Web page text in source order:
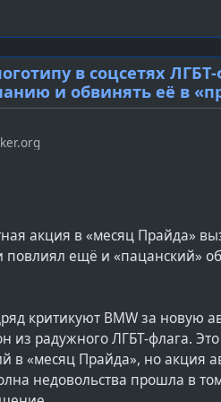
прав сексуальных
Союза женщин России
«радужных красивых
ЛГБТ. В качестве примера
женщин России
на данном посольстве
те ценности, которые мы
были на контроле, было
пришлось отвечать вице-
Он заверил, что в
в соцсетях
и обвинять её в
акция в «месяц Прайда»
повлиял ещё и «пацанский»
критикуют BMW за новую
из радужного ЛГБТ-флага.
в «месяц Прайда», но акция
недовольства прошла в